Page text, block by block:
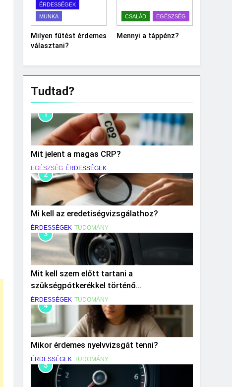
ÉRDESSÉGEK
MUNKA
Milyen fűtést érdemes
választani?
CSALÁD EGÉSZSÉG
Mennyi a táppénz?
Tudtad?
1
Mit jelent a magas CRP?
EGÉSZSÉG ÉRDESSÉGEK
2
Mi kell az eredetiségvizsgálathoz?
ÉRDESSÉGEK TUDOMÁNY
3
Mit kell szem előtt tartani a
szükségpótkerékkel történő
közlekedéskor?
ÉRDESSÉGEK TUDOMÁNY
4
Mikor érdemes nyelvvizsgát tenni?
ÉRDESSÉGEK TUDOMÁNY
5